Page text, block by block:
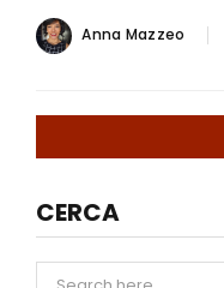
Anna Mazzeo
CERCA